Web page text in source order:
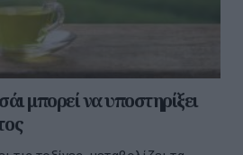
μπορεί να υποστηρίξει